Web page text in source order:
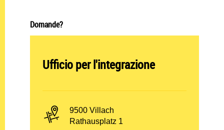
Domande?
Abteilung öffnen:
Ufficio per l'integrazione
PLZ und Ort:
9500 Villach
Adresse:
Rathausplatz 1